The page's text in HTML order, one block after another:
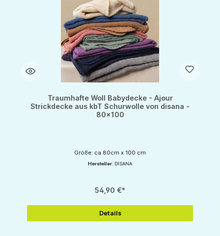
Traumhafte Woll Babydecke - Ajour
Strickdecke aus kbT Schurwolle von disana -
80x100
Größe: ca 80cm x 100 cm
Hersteller: DISANA
54,90 €*
Details